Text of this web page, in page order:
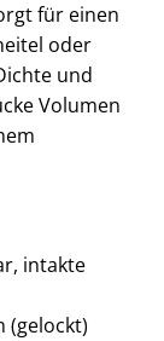
für einen
oder
und
Volumen
intakte
(gelockt)